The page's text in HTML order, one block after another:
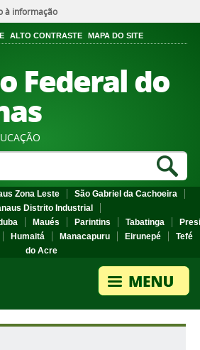
à informação
ALTO CONTRASTE MAPA DO SITE
Federal do
Zona Leste
São Gabriel da Cachoeira
Distrito Industrial
Maués Parintins Tabatinga
Humaitá Manacapuru Eirunepé
Tefé
do Acre